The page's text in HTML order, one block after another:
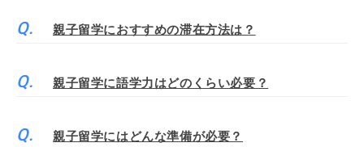
親子留学におすすめの滞在方法は？
親子留学に語学力はどのくらい必要？
親子留学にはどんな準備が必要？